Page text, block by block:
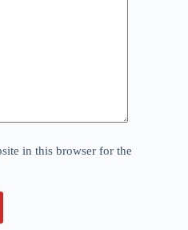
in this browser for the